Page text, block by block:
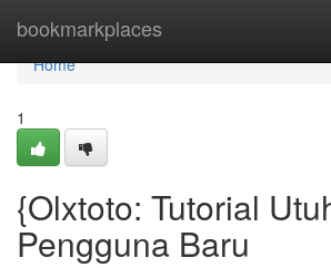
bookmarkplaces
Home
Home
1
{Olxtoto: Tutorial
Pengguna Baru